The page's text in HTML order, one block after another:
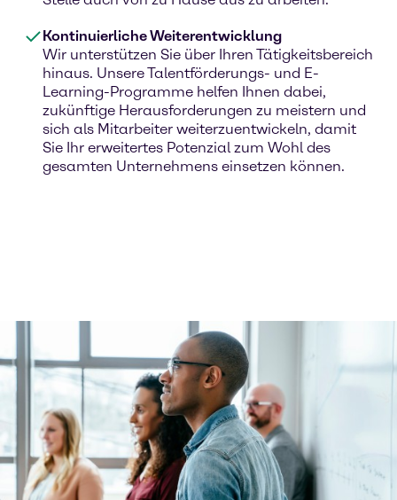
Kontinuierliche Weiterentwicklung
Wir unterstützen Sie über Ihren Tätigkeitsbereich
hinaus. Unsere Talentförderungs- und E-
Learning-Programme helfen Ihnen dabei,
zukünftige Herausforderungen zu meistern und
sich als Mitarbeiter weiterzuentwickeln, damit
Sie Ihr erweitertes Potenzial zum Wohl des
gesamten Unternehmens einsetzen können.